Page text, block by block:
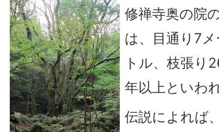
修禅寺奥の院
は、目通り7
トル、枝張り
年以上といわ
伝説によれば